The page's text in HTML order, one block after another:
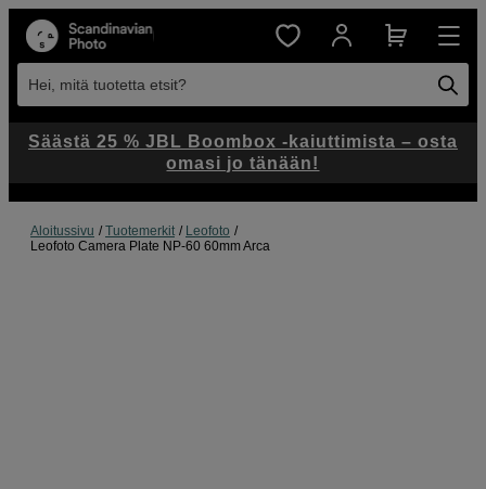
Hei, mitä tuotetta etsit?
Aloitussivu Tuotemerkit
Leofoto
Leofoto Camera Plate NP-60 60mm Arca
Säästä 25 % JBL Boombox -kaiuttimista – osta
omasi jo tänään!